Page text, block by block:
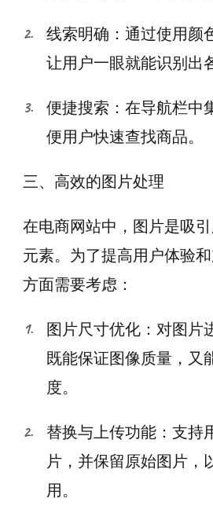
线索明确：通过使用颜
让用户一眼就能识别出
便捷搜索：在导航栏中
便用户快速查找商品。
三、高效的图片处理
在电商网站中，图片是吸
元素。为了提高用户体验
方面需要考虑：
图片尺寸优化：对图片
既能保证图像质量，又
度。
替换与上传功能：支持
片，并保留原始图片，
用。